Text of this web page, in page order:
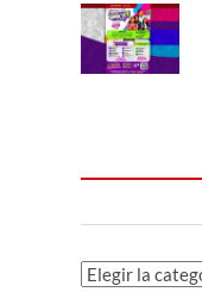
Categorías